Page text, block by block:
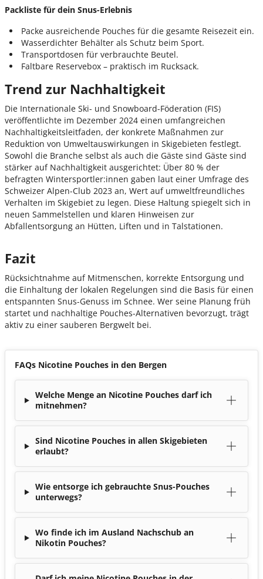
Packliste für dein Snus-Erlebnis
Packe ausreichende Pouches für die gesamte Reisezeit ein.
Wasserdichter Behälter als Schutz beim Sport.
Transportdosen für verbrauchte Beutel.
Faltbare Reservebox – praktisch im Rucksack.
Trend zur Nachhaltigkeit
Die Internationale Ski- und Snowboard-Föderation (FIS)
veröffentlichte im Dezember 2024 einen umfangreichen
Nachhaltigkeitsleitfaden, der konkrete Maßnahmen zur
Reduktion von Umweltauswirkungen in Skigebieten festlegt.
Sowohl die Branche selbst als auch die Gäste sind Gäste sind
stärker auf Nachhaltigkeit ausgerichtet: Über 80 % der
befragten Wintersportler:innen gaben laut einer Umfrage des
Schweizer Alpen-Club 2023 an, Wert auf umweltfreundliches
Verhalten im Skigebiet zu legen. Diese Haltung spiegelt sich in
neuen Sammelstellen und klaren Hinweisen zur
Abfallentsorgung an Hütten, Liften und in Talstationen.
Fazit
Rücksichtnahme auf Mitmenschen, korrekte Entsorgung und
die Einhaltung der lokalen Regelungen sind die Basis für einen
entspannten Snus-Genuss im Schnee. Wer seine Planung früh
startet und nachhaltige Pouches-Alternativen bevorzugt, trägt
aktiv zu einer sauberen Bergwelt bei.
FAQs Nicotine Pouches in den Bergen
Welche Menge an Nicotine Pouches darf ich
mitnehmen?
Sind Nicotine Pouches in allen Skigebieten
erlaubt?
Wie entsorge ich gebrauchte Snus-Pouches
unterwegs?
Wo finde ich im Ausland Nachschub an
Nikotin Pouches?